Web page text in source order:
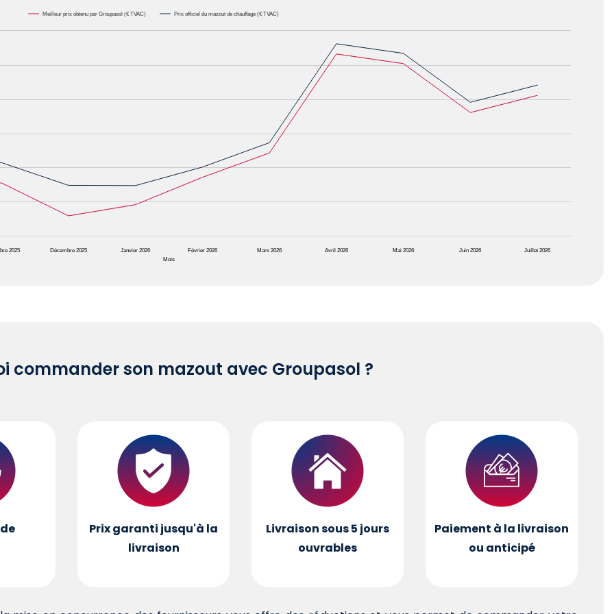
Mois
Meilleur prix obtenu par Groupasol (€ TVAC) Prix officiel du mazout de chauffage (€ TVAC)
2025 Décembre 2025 Janvier 2026 Février 2026 Mars 2026 Avril 2026 Mai 2026 Juin 2026 Juillet 2026
commander son mazout avec Groupasol ?
Prix garanti jusqu'à la
livraison
Livraison sous 5 jours
ouvrables
Paiement à la livraison
ou anticipé